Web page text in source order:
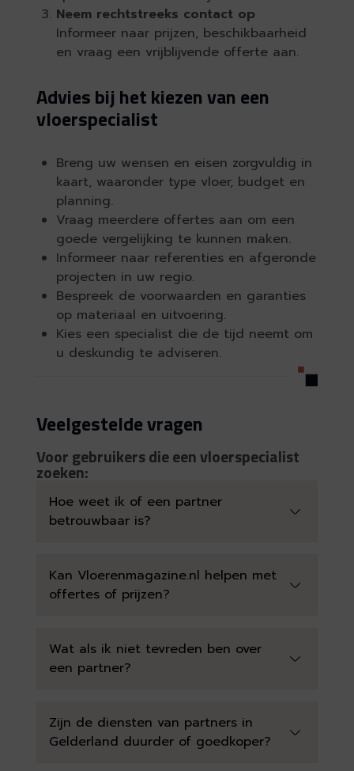
Neem rechtstreeks contact op
Informeer naar prijzen, beschikbaarheid
en vraag een vrijblijvende offerte aan.
Advies bij het kiezen van een
vloerspecialist
Breng uw wensen en eisen zorgvuldig in
kaart, waaronder type vloer, budget en
planning.
Vraag meerdere offertes aan om een
goede vergelijking te kunnen maken.
Informeer naar referenties en afgeronde
projecten in uw regio.
Bespreek de voorwaarden en garanties
op materiaal en uitvoering.
Kies een specialist die de tijd neemt om
u deskundig te adviseren.
Veelgestelde vragen
Voor gebruikers die een vloerspecialist
zoeken:
Hoe weet ik of een partner
betrouwbaar is?
Kan Vloerenmagazine.nl helpen met
offertes of prijzen?
Wat als ik niet tevreden ben over
een partner?
Zijn de diensten van partners in
Gelderland duurder of goedkoper?